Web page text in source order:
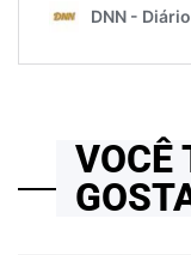
VOCÊ